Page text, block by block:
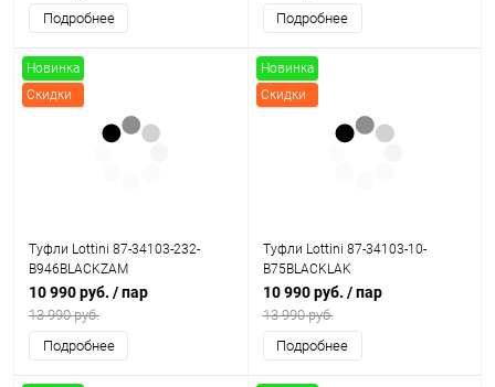
Подробнее
Подробнее
Новинка
Скидки
Туфли Lottini 87-34103-232-
B946BLACKZAM
10 990 руб. / пар
13 990 руб.
Подробнее
Новинка
Скидки
Туфли Lottini 87-34103-10-
B75BLACKLAK
10 990 руб. / пар
13 990 руб.
Подробнее